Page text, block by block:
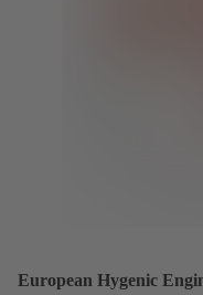
European Hygenic